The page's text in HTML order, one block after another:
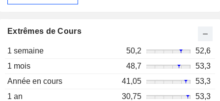
Extrêmes de Cours
1 semaine 50,2
52,6
1 mois
48,7
53,3
Année en cours
41,05
53,3
1 an
30,75
53,3